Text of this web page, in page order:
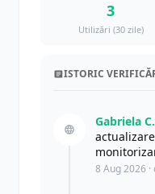
Carti, Muzica &
S Servicii
Ceasuri &
Hobby & Sport
3
Utilizări (30 zile)
ISTORIC
Gabriela C.
8 Aug 2026 ·